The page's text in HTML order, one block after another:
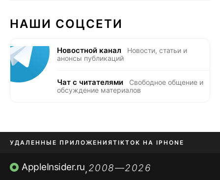
НАШИ СОЦСЕТИ
Новостной канал
Новости, статьи и
анонсы публикаций
Чат с читателями
Свободное общение и
обсуждение материалов
УДАЛЕННЫЕ ПРИЛОЖЕНИЯTIKTOK НА IPHONE
ПРИЛОЖЕНИЯ БЕЗ APP STORE
AppleInsider.ru,2008—2026